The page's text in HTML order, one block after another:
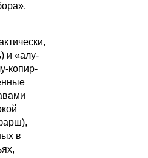
и «алу-
копир-
в